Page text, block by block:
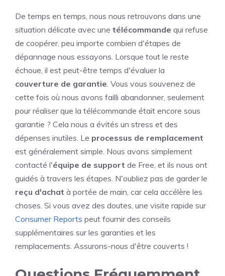
De temps en temps, nous nous retrouvons dans une
situation délicate avec une télécommande qui refuse
de coopérer, peu importe combien d'étapes de
dépannage nous essayons. Lorsque tout le reste
échoue, il est peut-être temps d'évaluer la
couverture de garantie. Vous vous souvenez de
cette fois où nous avons failli abandonner, seulement
pour réaliser que la télécommande était encore sous
garantie ? Cela nous a évités un stress et des
dépenses inutiles. Le processus de remplacement
est généralement simple. Nous avons simplement
contacté l'équipe de support de Free, et ils nous ont
guidés à travers les étapes. N'oubliez pas de garder le
reçu d'achat à portée de main, car cela accélère les
choses. Si vous avez des doutes, une visite rapide sur
Consumer Reports peut fournir des conseils
supplémentaires sur les garanties et les
remplacements. Assurons-nous d'être couverts !